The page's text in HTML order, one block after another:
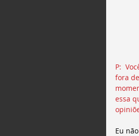
P:
fora
essa
Eu